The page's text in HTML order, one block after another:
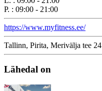
P. : 09:00 - 21:00
https://www.myfitness.ee/
Tallinn, Pirita, Merivälja tee 24
Lähedal on